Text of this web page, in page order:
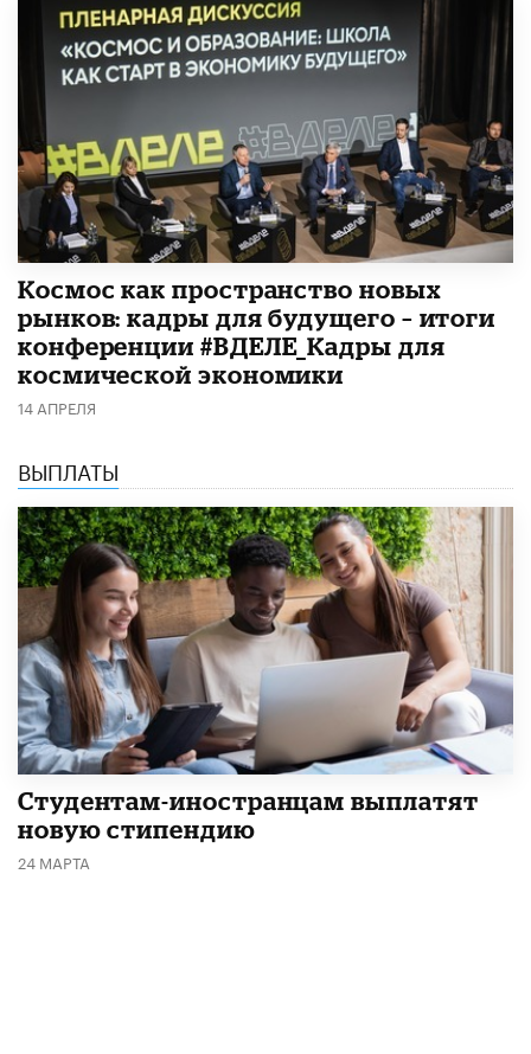
Космос как пространство новых
рынков: кадры для будущего – итоги
конференции #ВДЕЛЕ_Кадры для
космической экономики
14 АПРЕЛЯ
ВЫПЛАТЫ
Студентам-иностранцам выплатят
новую стипендию
24 МАРТА